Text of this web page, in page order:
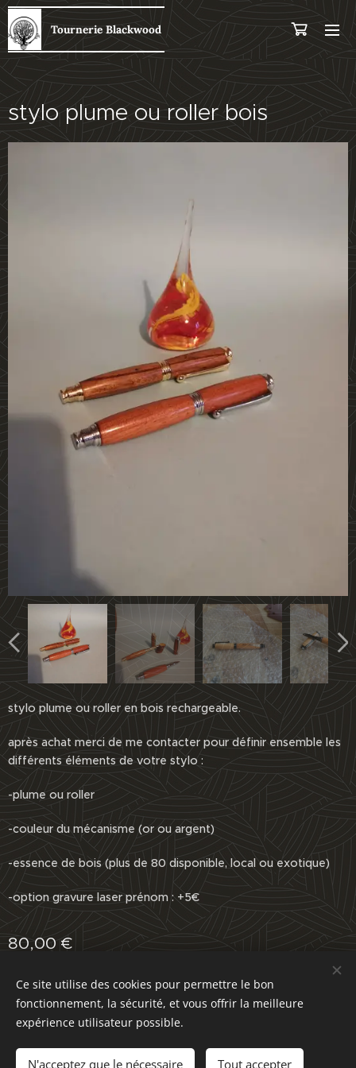
Tournerie Blackwood
stylo plume ou roller bois
stylo plume ou roller en bois rechargeable.
après achat merci de me contacter pour définir ensemble les
différents éléments de votre stylo :
-plume ou roller
-couleur du mécanisme (or ou argent)
-essence de bois (plus de 80 disponible, local ou exotique)
-option gravure laser prénom : +5€
80,00 €
Ajouter au panier
Optimisé parWebnode Cookies
Ce site utilise des cookies pour permettre le bon
fonctionnement, la sécurité, et vous offrir la meilleure
expérience utilisateur possible.
N'acceptez que le nécessaire Tout accepter